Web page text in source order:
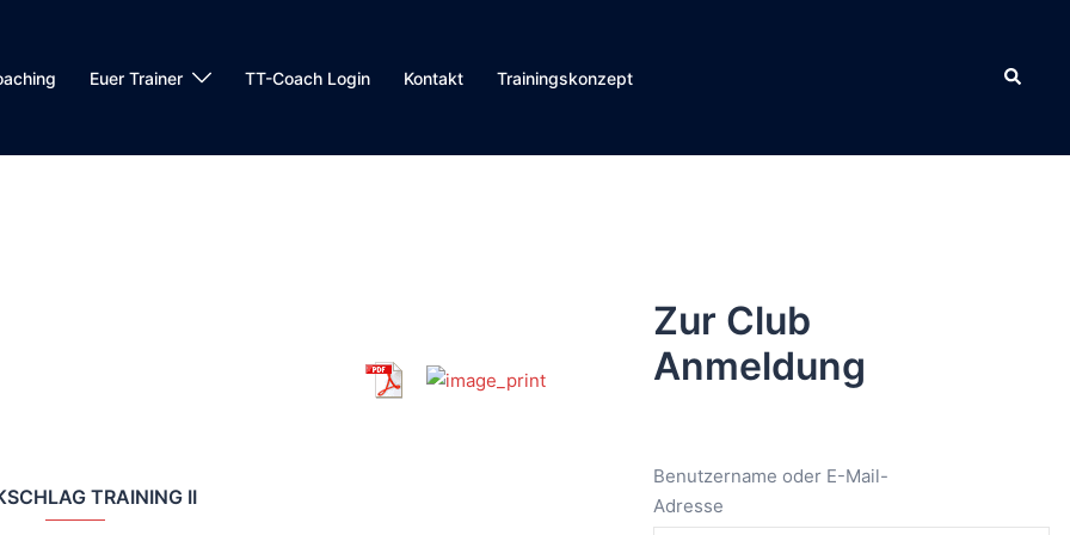
Euer Trainer TT-Coach Login Kontakt Trainingskonzept Suche
TRAINING II
Zur Club
Anmeldung
Benutzername oder E-Mail-
Adresse